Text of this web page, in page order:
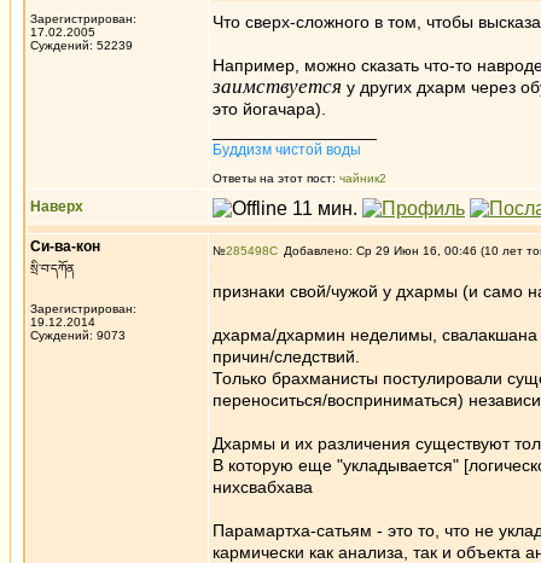
Зарегистрирован:
17.02.2005
Суждений: 52239
Что сверх-сложного в том, чтобы
Например, можно сказать что-то
заимствуется у других дхарм через
это йогачара).
Буддизм чистой воды
Ответы на этот пост: чайник2
Наверх
Си-ва-кон
སྲི་བ་དཀོན
Зарегистрирован:
19.12.2014
Суждений: 9073
№285498 Добавлено: Ср 29 Июн 16, 00:46 (10 лет
признаки свой/чужой у дхармы (и само
дхарма/дхармин неделимы,
причин/следствий.
Только брахманисты постулировали
переноситься/восприниматься)
Дхармы и их различения существуют
В которую еще "укладывается"
нихсвабхава
Парамартха-сатьям - это то, что не
кармически как анализа, так и объекта